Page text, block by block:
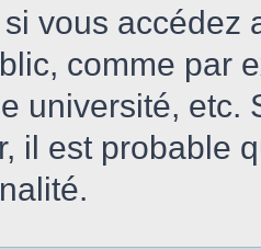
vous accédez
comme par
université, etc.
il est probable